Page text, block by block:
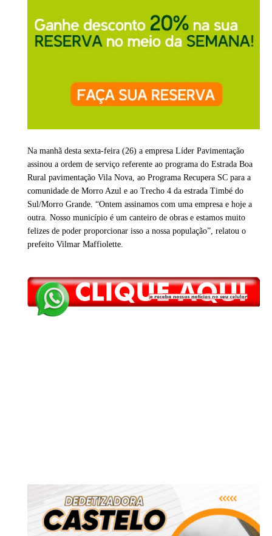
Na manhã desta sexta-feira (26) a empresa Líder Pavimentação
assinou a ordem de serviço referente ao programa do Estrada Boa
Rural pavimentação Vila Nova, ao Programa Recupera SC para a
comunidade de Morro Azul e ao Trecho 4 da estrada Timbé do
Sul/Morro Grande. “Ontem assinamos com uma empresa e hoje a
outra. Nosso município é um canteiro de obras e estamos muito
felizes de poder proporcionar isso a nossa população”, relatou o
prefeito Vilmar Maffiolette.